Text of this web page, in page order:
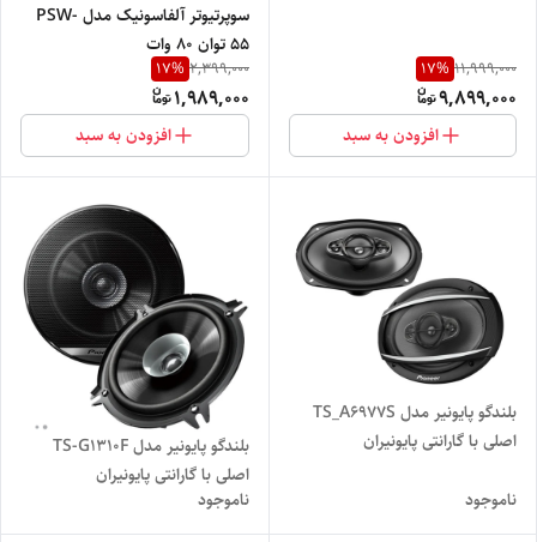
11,999,000
17%
9,899,000
افزودن به سبد
سوپرتیوتر آلفاسونیک مدل PSW-
55 توان 80 وات
2,399,000
17%
1,989,000
افزودن به سبد
بلندگو پایونیر مدل TS_A6977S
اصلی با گارانتی پایونیران
ناموجود
بلندگو پایونیر مدل TS-G1310F
اصلی با گارانتی پایونیران
ناموجود